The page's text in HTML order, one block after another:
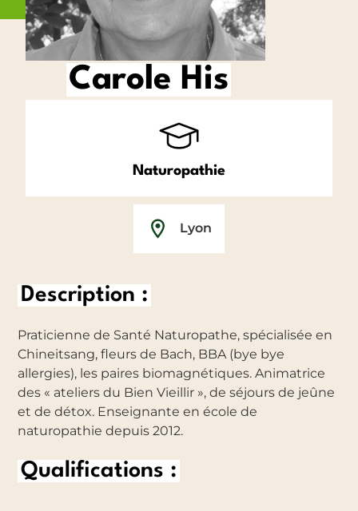
Carole His
Naturopathie
Lyon
Description :
Praticienne de Santé Naturopathe, spécialisée en
Chineitsang, fleurs de Bach, BBA (bye bye
allergies), les paires biomagnétiques. Animatrice
des « ateliers du Bien Vieillir », de séjours de jeûne
et de détox. Enseignante en école de
naturopathie depuis 2012.
Qualifications :